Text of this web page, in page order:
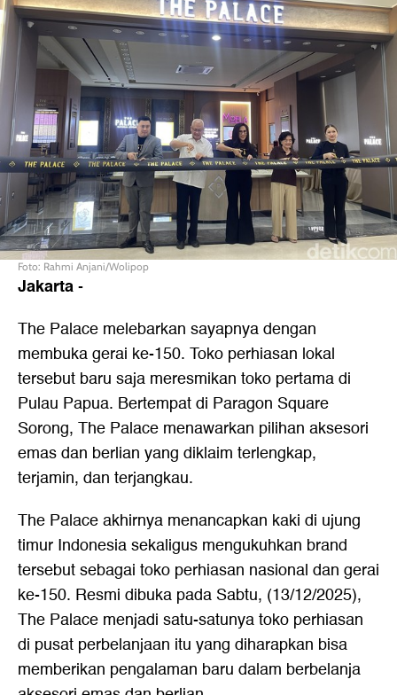
Foto: Rahmi Anjani/Wolipop
Jakarta-
The Palace melebarkan sayapnya dengan
membuka gerai ke-150. Toko perhiasan lokal
tersebut baru saja meresmikan toko pertama di
Pulau Papua. Bertempat di Paragon Square
Sorong, The Palace menawarkan pilihan aksesori
emas dan berlian yang diklaim terlengkap,
terjamin, dan terjangkau.
The Palace akhirnya menancapkan kaki di ujung
timur Indonesia sekaligus mengukuhkan brand
tersebut sebagai toko perhiasan nasional dan gerai
ke-150. Resmi dibuka pada Sabtu, (13/12/2025),
The Palace menjadi satu-satunya toko perhiasan
di pusat perbelanjaan itu yang diharapkan bisa
memberikan pengalaman baru dalam berbelanja